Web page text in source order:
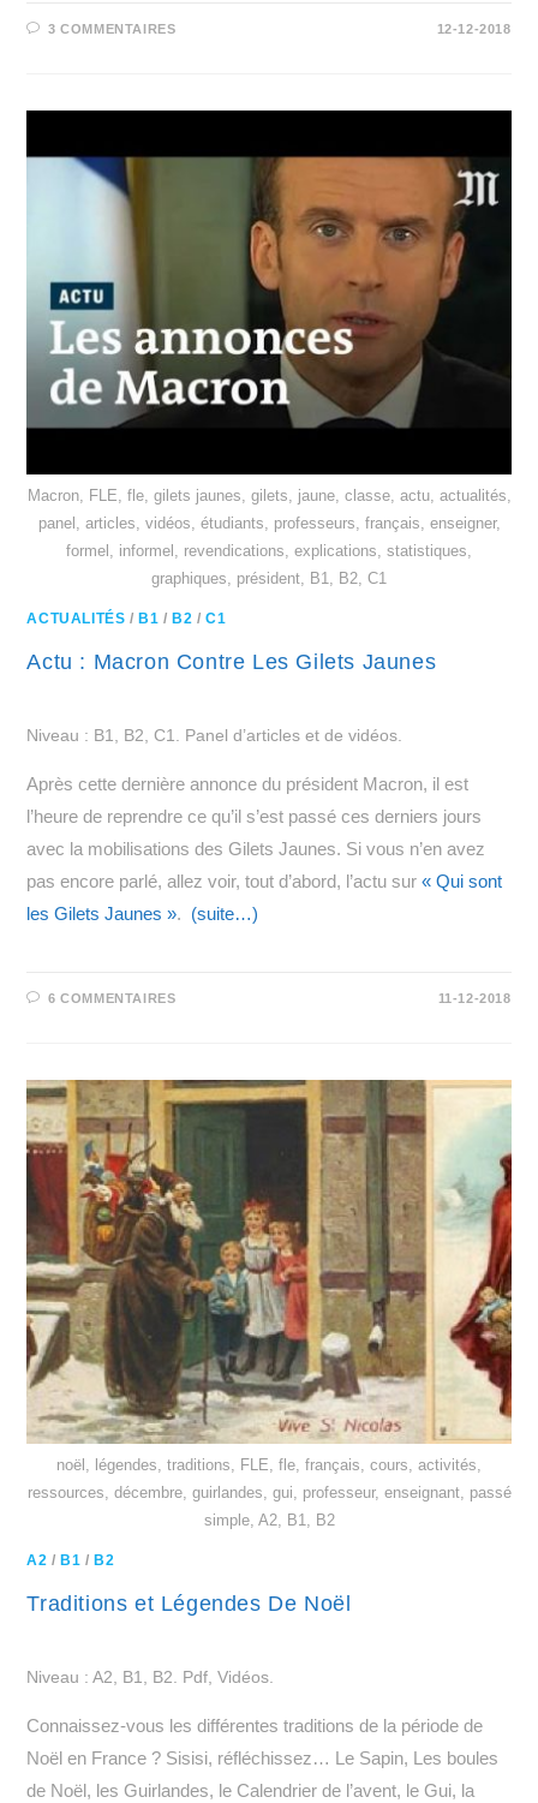
3 COMMENTAIRES 12-12-2018
Macron, FLE, fle, gilets jaunes, gilets, jaune, classe, actu, actualités,
panel, articles, vidéos, étudiants, professeurs, français, enseigner,
formel, informel, revendications, explications, statistiques,
graphiques, président, B1, B2, C1
ACTUALITÉS / B1 / B2 /C1
Actu : Macron Contre Les Gilets Jaunes
Niveau : B1, B2, C1. Panel d’articles et de vidéos.
Après cette dernière annonce du président Macron, il est
l’heure de reprendre ce qu’il s’est passé ces derniers jours
avec la mobilisations des Gilets Jaunes. Si vous n’en avez
pas encore parlé, allez voir, tout d’abord, l’actu sur« Qui sont
les Gilets Jaunes ». (suite…)
6 COMMENTAIRES 11-12-2018
noël, légendes, traditions, FLE, fle, français, cours, activités,
ressources, décembre, guirlandes, gui, professeur, enseignant, passé
simple, A2, B1, B2
A2 / B1 / B2
Traditions et Légendes De Noël
Niveau : A2, B1, B2. Pdf, Vidéos.
Connaissez-vous les différentes traditions de la période de
Noël en France ? Sisisi, réfléchissez… Le Sapin, Les boules
de Noël, les Guirlandes, le Calendrier de l’avent, le Gui, la